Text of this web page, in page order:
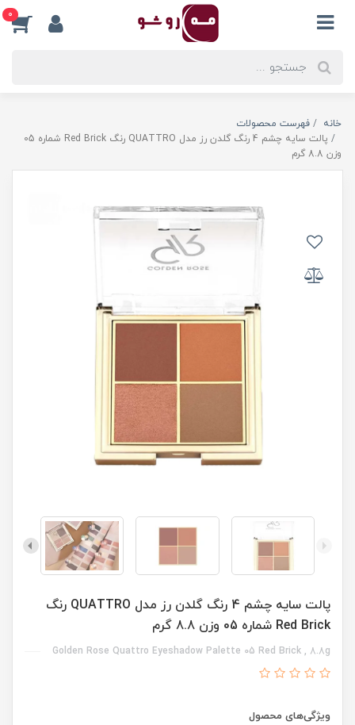
0
خانه
فهرست محصولات
پالت سایه چشم 4 رنگ گلدن رز مدل QUATTRO رنگ Red Brick شماره 05
وزن 8.8 گرم
پالت سایه چشم 4 رنگ گلدن رز مدل QUATTRO رنگ
Red Brick شماره 05 وزن 8.8 گرم
Golden Rose Quattro Eyeshadow Palette 05 Red Brick , 8.8g
ویژگی‌های محصول